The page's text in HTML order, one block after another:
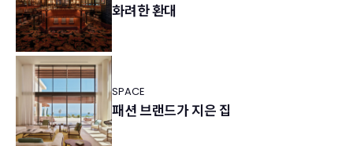
화려한 환대
SPACE
패션 브랜드가 지은 집